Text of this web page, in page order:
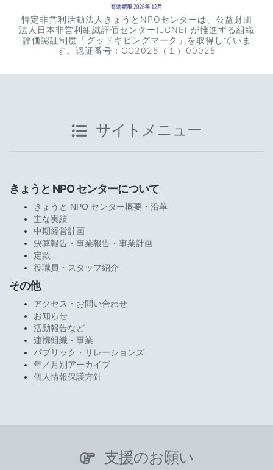
特定非営利活動法人きょうとNPOセンターは、公益財団
法人日本非営利組織評価センター(JCNE) が推進する組織
評価認証制度「グッドギビングマーク」を取得していま
す。認証番号：GG2025（１）00025
サイトメニュー
きょうと NPO センターについて
きょうと NPO センター概要・沿革
主な実績
中期経営計画
決算報告・事業報告・事業計画
定款
役職員・スタッフ紹介
その他
アクセス・お問い合わせ
お知らせ
活動報告など
連携組織・事業
パブリック・リレーションズ
年／月別アーカイブ
個人情報保護方針
支援のお願い